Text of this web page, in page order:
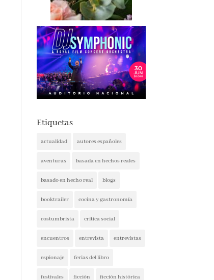
Etiquetas
actualidad autores españoles
aventuras basada en hechos reales
basado en hecho real blogs
booktrailer cocina y gastronomía
costumbrista crítica social
encuentros entrevista
entrevistas espionaje
ferias del libro festivales ficción